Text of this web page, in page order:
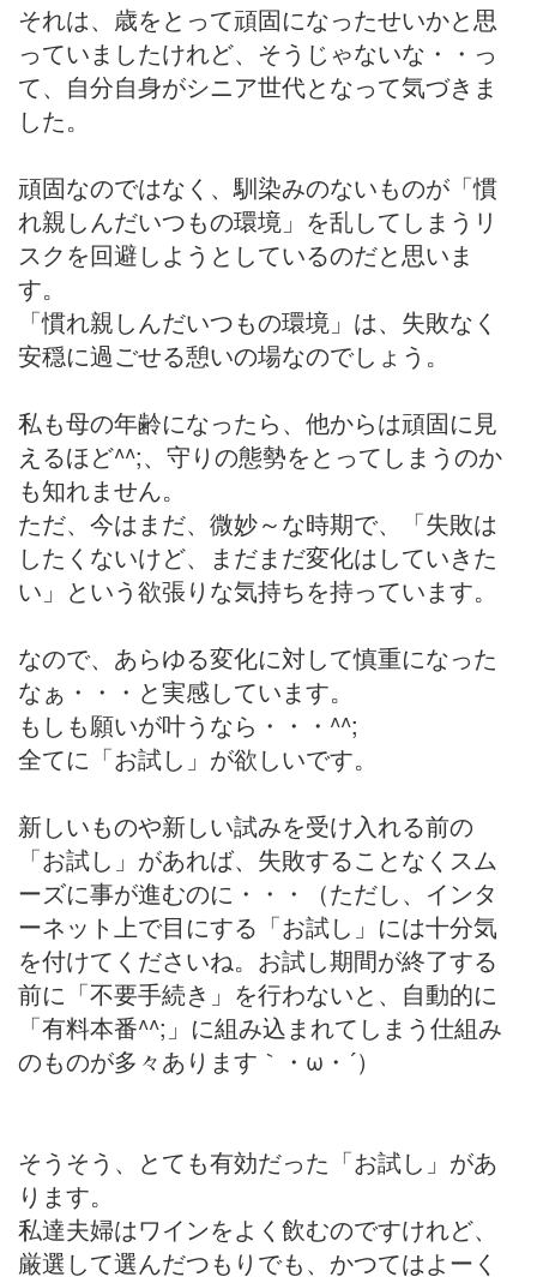
それは、歳をとって頑固になったせいかと思
っていましたけれど、そうじゃないな・・っ
て、自分自身がシニア世代となって気づきま
した。
頑固なのではなく、馴染みのないものが「慣
れ親しんだいつもの環境」を乱してしまうリ
スクを回避しようとしているのだと思いま
す。
「慣れ親しんだいつもの環境」は、失敗なく
安穏に過ごせる憩いの場なのでしょう。
私も母の年齢になったら、他からは頑固に見
えるほど^^;、守りの態勢をとってしまうのか
も知れません。
ただ、今はまだ、微妙～な時期で、「失敗は
したくないけど、まだまだ変化はしていきた
い」という欲張りな気持ちを持っています。
なので、あらゆる変化に対して慎重になった
なぁ・・・と実感しています。
もしも願いが叶うなら・・・^^;
全てに「お試し」が欲しいです。
新しいものや新しい試みを受け入れる前の
「お試し」があれば、失敗することなくスム
ーズに事が進むのに・・・（ただし、インタ
ーネット上で目にする「お試し」には十分気
を付けてくださいね。お試し期間が終了する
前に「不要手続き」を行わないと、自動的に
「有料本番^^;」に組み込まれてしまう仕組み
のものが多々あります｀・ω・´）
そうそう、とても有効だった「お試し」があ
ります。
私達夫婦はワインをよく飲むのですけれど、
厳選して選んだつもりでも、かつてはよーく